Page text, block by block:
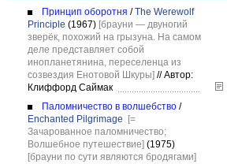
Принцип оборотня /The Werewolf
Principle (1967) [брауни — двуногий
зверёк, похожий на грызуна. На самом
деле представляет собой
инопланетянина, переселенца из
созвездия Енотовой Шкуры] //Автор:
Клиффорд Саймак
Паломничество в волшебство /
Enchanted Pilgrimage
[=
Зачарованное паломничество;
Волшебное путешествие] (1975)
[брауни по сути являются бродягами]